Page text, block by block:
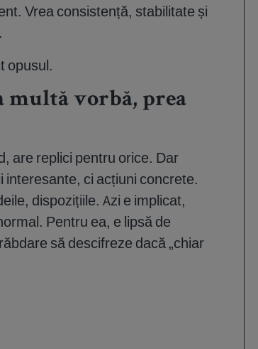
Vrea consistență, stabilitate și
opusul.
multă vorbă, prea
are replici pentru orice. Dar
ci acțiuni concrete.
dispozițiile. Azi e implicat,
Pentru ea, e lipsă de
să descifreze dacă „chiar